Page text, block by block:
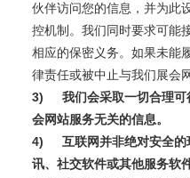
伙伴访问您的信息，并为此
控机制。我们同时要求可能
相应的保密义务。如果未能
律责任或被中止与我们展会
3)
我们会采取一切合理
会网站服务无关的信息。
4)
互联网并非绝对安全
讯、社交软件或其他服务软